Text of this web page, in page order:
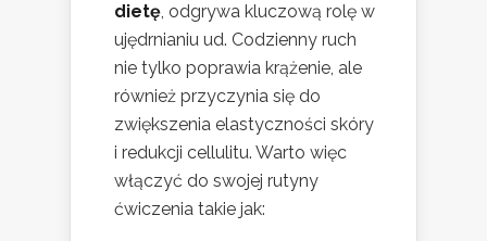
dietę, odgrywa kluczową rolę w
ujędrnianiu ud. Codzienny ruch
nie tylko poprawia krążenie, ale
również przyczynia się do
zwiększenia elastyczności skóry
i redukcji cellulitu. Warto więc
włączyć do swojej rutyny
ćwiczenia takie jak: